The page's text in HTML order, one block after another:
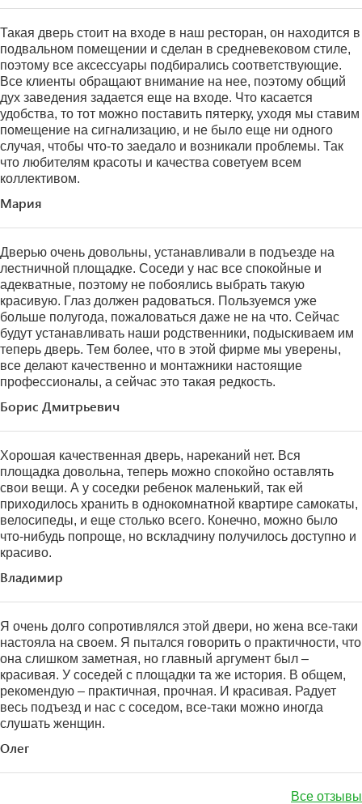
Такая дверь стоит на входе в наш ресторан, он находится в
подвальном помещении и сделан в средневековом стиле,
поэтому все аксессуары подбирались соответствующие.
Все клиенты обращают внимание на нее, поэтому общий
дух заведения задается еще на входе. Что касается
удобства, то тот можно поставить пятерку, уходя мы ставим
помещение на сигнализацию, и не было еще ни одного
случая, чтобы что-то заедало и возникали проблемы. Так
что любителям красоты и качества советуем всем
коллективом.
Мария
Дверью очень довольны, устанавливали в подъезде на
лестничной площадке. Соседи у нас все спокойные и
адекватные, поэтому не побоялись выбрать такую
красивую. Глаз должен радоваться. Пользуемся уже
больше полугода, пожаловаться даже не на что. Сейчас
будут устанавливать наши родственники, подыскиваем им
теперь дверь. Тем более, что в этой фирме мы уверены,
все делают качественно и монтажники настоящие
профессионалы, а сейчас это такая редкость.
Борис Дмитрьевич
Хорошая качественная дверь, нареканий нет. Вся
площадка довольна, теперь можно спокойно оставлять
свои вещи. А у соседки ребенок маленький, так ей
приходилось хранить в однокомнатной квартире самокаты,
велосипеды, и еще столько всего. Конечно, можно было
что-нибудь попроще, но вскладчину получилось доступно и
красиво.
Владимир
Я очень долго сопротивлялся этой двери, но жена все-таки
настояла на своем. Я пытался говорить о практичности, что
она слишком заметная, но главный аргумент был –
красивая. У соседей с площадки та же история. В общем,
рекомендую – практичная, прочная. И красивая. Радует
весь подъезд и нас с соседом, все-таки можно иногда
слушать женщин.
Олег
Все отзывы